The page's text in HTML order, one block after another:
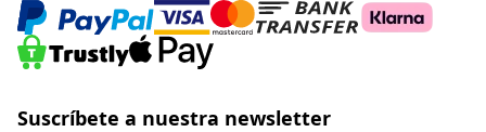
Suscríbete a nuestra newsletter